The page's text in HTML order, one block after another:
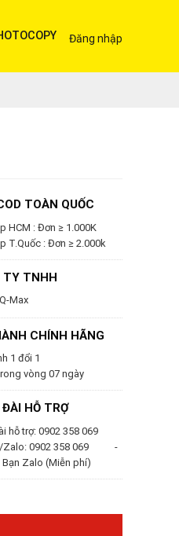
Đăng nhập
TOÀN QUỐC
HCM : Đơn ≥ 1.000K
T.Quốc : Đơn ≥ 2.000k
TY TNHH
Max
CHÍNH HÃNG
1 đổi 1
vòng 07 ngày
ĐÀI HỖ TRỢ
hỗ trợ: 0902 358 069
/Zalo: 0902 358 069 -
Bạn Zalo (Miễn phí)